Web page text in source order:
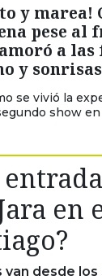
y marea!
pese al
a las
y
se vivió la
show
en
van desde